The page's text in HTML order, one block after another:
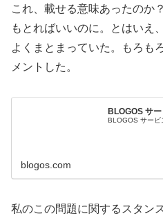
これ、載せる意味あったのか
もとればいいのに。とはいえ
よくまとまっていた。もろも
メントした。
BLOGOS サ
BLOGOS サービ
blogos.com
私のこの問題に関するスタン